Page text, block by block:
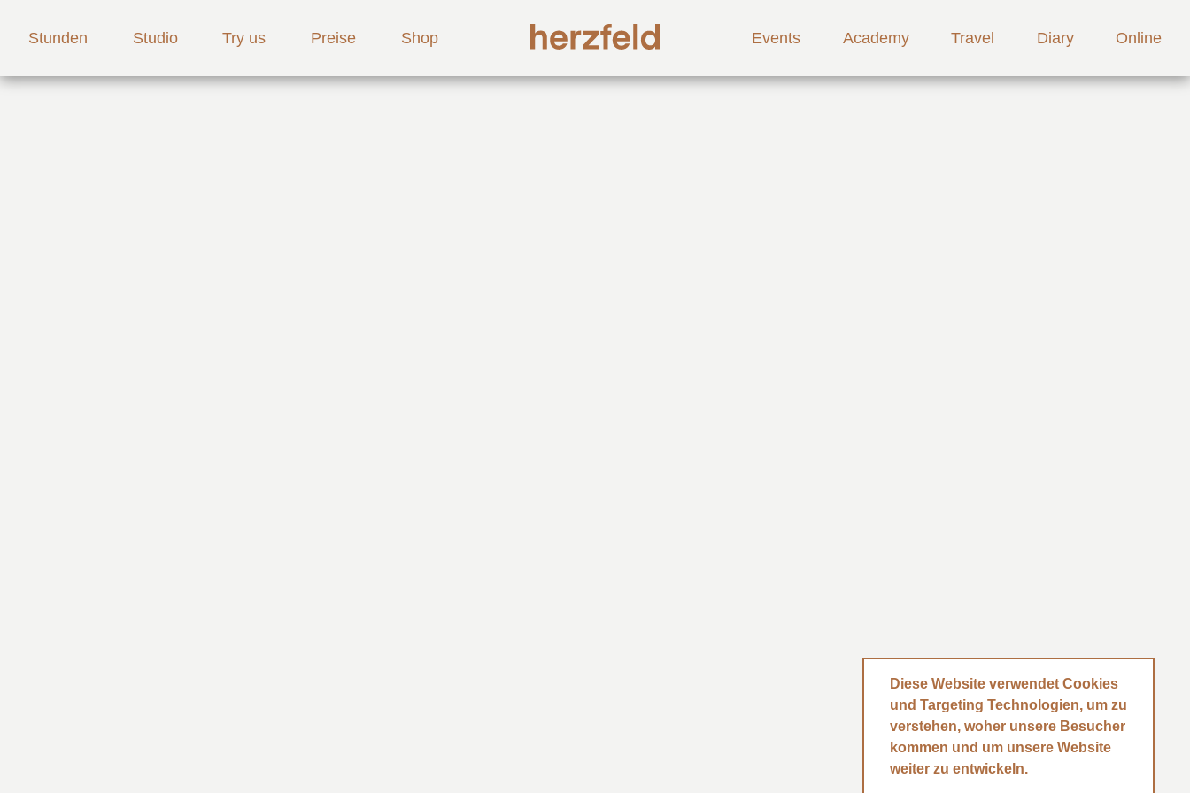
Diese Website verwendet Cookies
und Targeting Technologien, um zu
verstehen, woher unsere Besucher
kommen und um unsere Website
weiter zu entwickeln.
Stunden Studio Try us Preise Shop Events Academy Travel Diary Online